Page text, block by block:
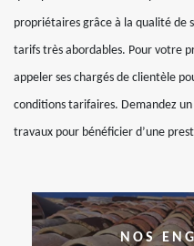
propriétaires grâce à la qualité de
tarifs très abordables. Pour votre
appeler ses chargés de clientèle
conditions tarifaires. Demandez
travaux pour bénéficier d’une
NOS